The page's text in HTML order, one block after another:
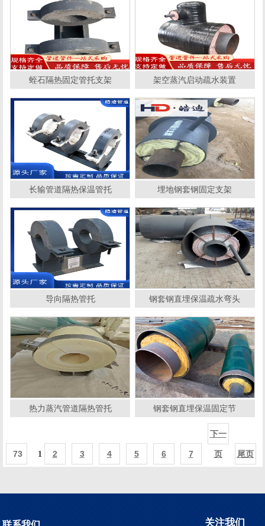
蛭石隔热固定管托支架 架空蒸汽启动疏水装置
长输管道隔热保温管托 埋地钢套钢固定支架
导向隔热管托 钢套钢直埋保温疏水弯头
热力蒸汽管道隔热管托 钢套钢直埋保温固定节
73 1 2 3 4 5 6 7
下一
页 尾页
关注我们